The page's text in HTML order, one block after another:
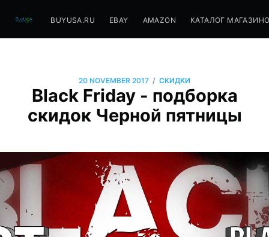
BUYUSA.RU EBAY AMAZON КАТАЛОГ
20 NOVEMBER 2017 / СКИДКИ
Black Friday - подборка
скидок Черной пятницы